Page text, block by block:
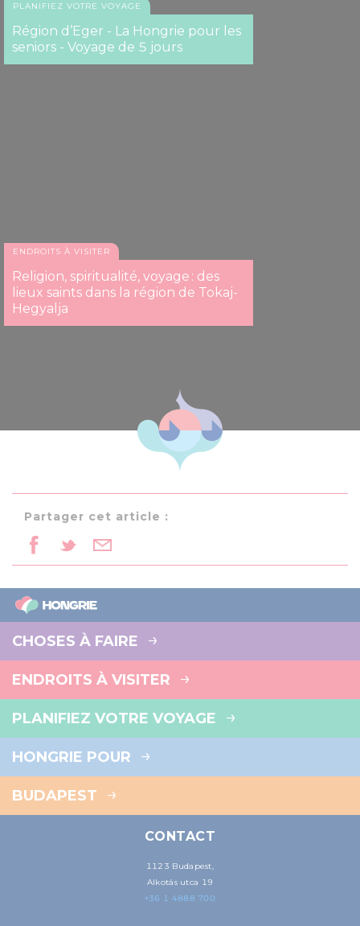
PLANIFIEZ VOTRE VOYAGE
Région d’Eger - La Hongrie pour les
seniors - Voyage de 5 jours
ENDROITS À VISITER
Religion, spiritualité, voyage : des
lieux saints dans la région de Tokaj-
Hegyalja
Partager cet article :
CHOSES À FAIRE
ENDROITS À VISITER
PLANIFIEZ VOTRE VOYAGE
HONGRIE POUR
BUDAPEST
CONTACT
1123 Budapest,
Alkotás utca 19
+36 1 4888 700